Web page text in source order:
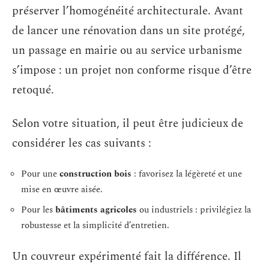
préserver l’homogénéité architecturale. Avant
de lancer une rénovation dans un site protégé,
un passage en mairie ou au service urbanisme
s’impose : un projet non conforme risque d’être
retoqué.
Selon votre situation, il peut être judicieux de
considérer les cas suivants :
Pour uneconstruction bois : favorisez la légèreté et une
mise en œuvre aisée.
Pour lesbâtiments agricoles ou industriels : privilégiez la
robustesse et la simplicité d’entretien.
Un couvreur expérimenté fait la différence. Il